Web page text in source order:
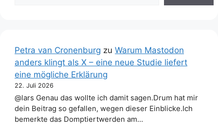
Petra van Cronenburg zu Warum Mastodon
anders klingt als X – eine neue Studie liefert
eine mögliche Erklärung
22. Juli 2026
@lars Genau das wollte ich damit sagen.Drum hat mir
dein Beitrag so gefallen, wegen dieser Einblicke.Ich
bemerkte das Domptiertwerden am…